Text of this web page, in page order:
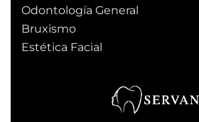
Odontología General
Bruxismo
Estética Facial